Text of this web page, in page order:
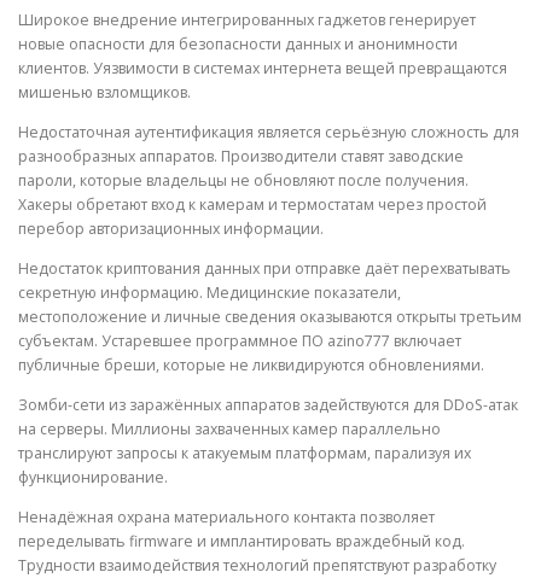
Широкое внедрение интегрированных гаджетов генерирует
новые опасности для безопасности данных и анонимности
клиентов. Уязвимости в системах интернета вещей превращаются
мишенью взломщиков.
Недостаточная аутентификация является серьёзную сложность для
разнообразных аппаратов. Производители ставят заводские
пароли, которые владельцы не обновляют после получения.
Хакеры обретают вход к камерам и термостатам через простой
перебор авторизационных информации.
Недостаток криптования данных при отправке даёт перехватывать
секретную информацию. Медицинские показатели,
местоположение и личные сведения оказываются открыты третьим
субъектам. Устаревшее программное ПО azino777 включает
публичные бреши, которые не ликвидируются обновлениями.
Зомби-сети из заражённых аппаратов задействуются для DDoS-атак
на серверы. Миллионы захваченных камер параллельно
транслируют запросы к атакуемым платформам, парализуя их
функционирование.
Ненадёжная охрана материального контакта позволяет
переделывать firmware и имплантировать враждебный код.
Трудности взаимодействия технологий препятствуют разработку